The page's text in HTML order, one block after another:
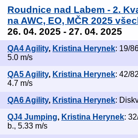
Roudnice nad Labem - 2.
na AWC, EO, MČR 2025
26. 04. 2025 - 27. 04. 2025
QA4 Agility, Kristina Herynek: 19/
5.0 m/s
QA5 Agility, Kristina Herynek: 42/
4.7 m/s
QA6 Agility, Kristina Herynek:
QJ4 Jumping, Kristina Herynek:
b., 5.33 m/s